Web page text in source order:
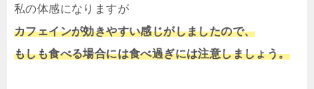
私の体感になりますが
カフェインが効きやすい感じがしましたので、
もしも食べる場合には食べ過ぎには注意しましょう。